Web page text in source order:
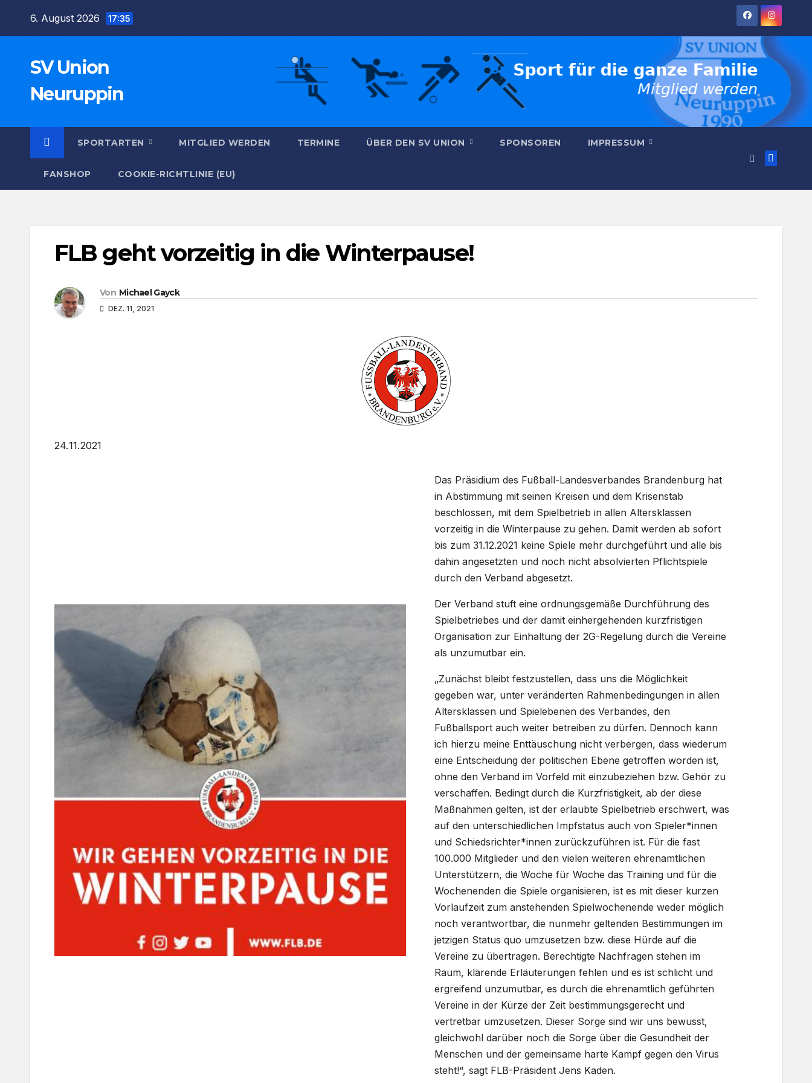
6. August 2026 17:35
SV Union
Neuruppin
SPORTARTEN MITGLIED WERDEN TERMINE ÜBER DEN SV UNION SPONSOREN IMPRESSUM
FANSHOP COOKIE-RICHTLINIE (EU)
FLB geht vorzeitig in die Winterpause!
Von Michael Gayck
DEZ. 11, 2021
24. 11. 2021
Das Präsidium des Fußball-Landesverbandes Brandenburg hat
in Abstimmung mit seinen Kreisen und dem Krisenstab
beschlossen, mit dem Spielbetrieb in allen Altersklassen
vorzeitig in die Winterpause zu gehen. Damit werden ab sofort
bis zum 31.12.2021 keine Spiele mehr durchgeführt und alle bis
dahin angesetzten und noch nicht absolvierten Pflichtspiele
durch den Verband abgesetzt.
Der Verband stuft eine ordnungsgemäße Durchführung des
Spielbetriebes und der damit einhergehenden kurzfristigen
Organisation zur Einhaltung der 2G-Regelung durch die Vereine
als unzumutbar ein.
„Zunächst bleibt festzustellen, dass uns die Möglichkeit
gegeben war, unter veränderten Rahmenbedingungen in allen
Altersklassen und Spielebenen des Verbandes, den
Fußballsport auch weiter betreiben zu dürfen. Dennoch kann
ich hierzu meine Enttäuschung nicht verbergen, dass wiederum
eine Entscheidung der politischen Ebene getroffen worden ist,
ohne den Verband im Vorfeld mit einzubeziehen bzw. Gehör zu
verschaffen. Bedingt durch die Kurzfristigkeit, ab der diese
Maßnahmen gelten, ist der erlaubte Spielbetrieb erschwert, was
auf den unterschiedlichen Impfstatus auch von Spieler*innen
und Schiedsrichter*innen zurückzuführen ist. Für die fast
100.000 Mitglieder und den vielen weiteren ehrenamtlichen
Unterstützern, die Woche für Woche das Training und für die
Wochenenden die Spiele organisieren, ist es mit dieser kurzen
Vorlaufzeit zum anstehenden Spielwochenende weder möglich
noch verantwortbar, die nunmehr geltenden Bestimmungen im
jetzigen Status quo umzusetzen bzw. diese Hürde auf die
Vereine zu übertragen. Berechtigte Nachfragen stehen im
Raum, klärende Erläuterungen fehlen und es ist schlicht und
ergreifend unzumutbar, es durch die ehrenamtlich geführten
Vereine in der Kürze der Zeit bestimmungsgerecht und
vertretbar umzusetzen. Dieser Sorge sind wir uns bewusst,
gleichwohl darüber noch die Sorge über die Gesundheit der
Menschen und der gemeinsame harte Kampf gegen den Virus
steht!“, sagt FLB-Präsident Jens Kaden.